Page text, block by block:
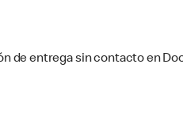
entrega sin contacto en